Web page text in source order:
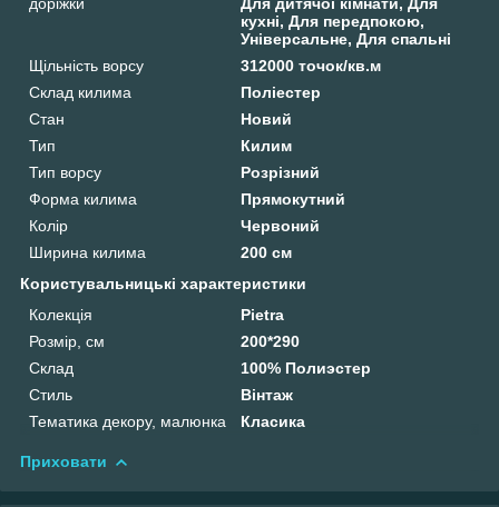
кухні, Для передпокою,
Універсальне, Для спальні
Щільність ворсу
312000 точок/кв.м
Склад килима
Поліестер
Стан
Новий
Тип
Килим
Тип ворсу
Розрізний
Форма килима
Прямокутний
Колір
Червоний
Ширина килима
200 см
Користувальницькі характеристики
Колекція
Pietra
Розмір, см
200*290
Склад
100% Полиэстер
Стиль
Вінтаж
Тематика декору, малюнка
Класика
Приховати